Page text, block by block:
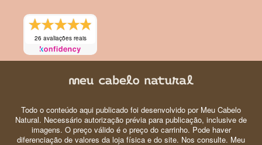
26 avaliações reais
Todo o conteúdo aqui publicado foi desenvolvido por Meu Cabelo
Natural. Necessário autorização prévia para publicação, inclusive de
imagens. O preço válido é o preço do carrinho. Pode haver
diferenciação de valores da loja física e do site. Nos consulte. Meu